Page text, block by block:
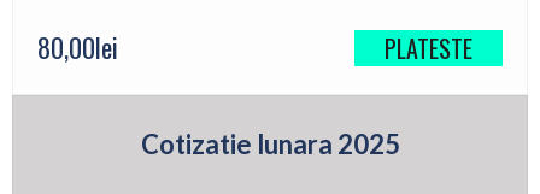
80,00lei PLATESTE
Cotizatie lunara 2025